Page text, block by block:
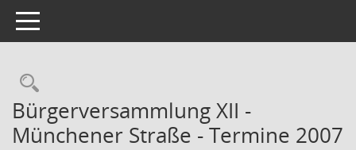
Toggle navigation
Rechercheauswahl
Bürgerversammlung XII -
Münchener Straße - Termine 2007